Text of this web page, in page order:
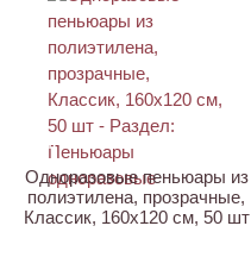
Одноразовые пеньюары из
полиэтилена, прозрачные,
Классик, 160х120 см, 50 шт
НОВИНКА